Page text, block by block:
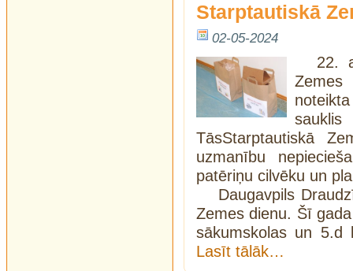
Starptautiskā
02-05-2024
22.
TāsStarptautiskā
uzmanību
patēriņu cilvēku un
Daugavpils
Zemes dienu. Šī
sākumskolas un 5.d
Lasīt tālāk…